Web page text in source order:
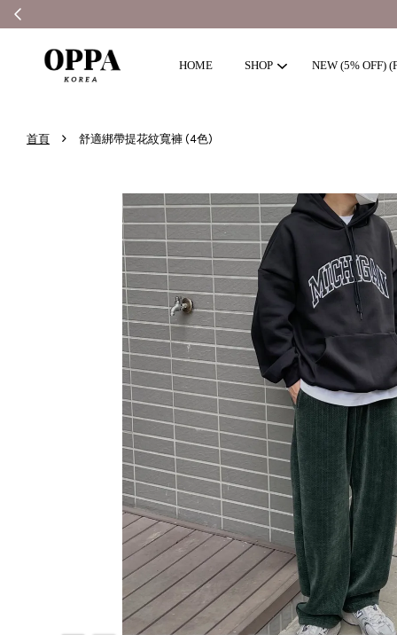
HOME SHOP NEW (5% OFF)
首頁 › 舒適綁帶提花紋寬褲 (4色)